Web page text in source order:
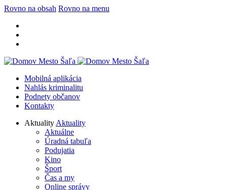
Rovno na obsah Rovno na menu
Mobilná aplikácia
Nahlás kriminalitu
Podnety občanov
Kontakty
Aktuality Aktuality
Aktuálne
Úradná tabuľa
Podujatia
Kino
Šport
Čas a my
Online správy